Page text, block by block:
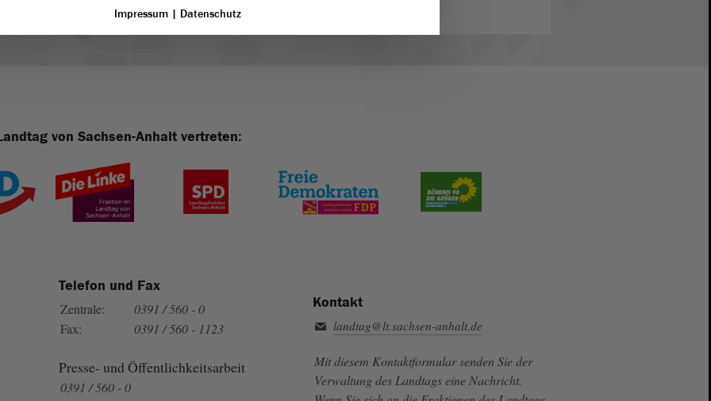
von Sachsen-Anhalt vertreten:
Telefon und Fax
Zentrale:
0391 / 560 - 0
Fax:
0391 / 560 - 1123
Presse- und Öffentlichkeitsarbeit
0391 / 560 - 0
Kontakt
landtag@lt.sachsen-anhalt.de
Mit diesem Kontaktformular senden Sie der
Verwaltung des Landtags eine Nachricht.
Impressum | Datenschutz